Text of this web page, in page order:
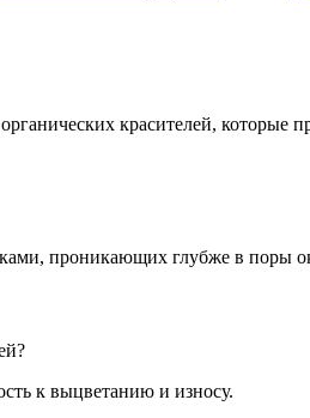
красителей, которые
проникающих глубже в поры
к выцветанию и износу.